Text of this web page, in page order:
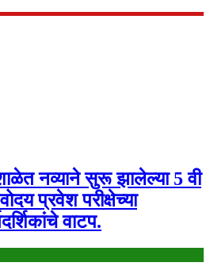
नव्याने सुरू झालेल्या 5 वी
प्रवेश परीक्षेच्या
वाटप.